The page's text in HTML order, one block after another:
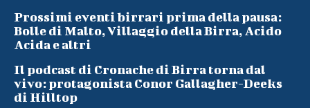
Prossimi eventi birrari prima della pausa:
Bolle di Malto, Villaggio della Birra, Acido
Acida e altri
Il podcast di Cronache di Birra torna dal
vivo: protagonista Conor Gallagher-Deeks
di Hilltop